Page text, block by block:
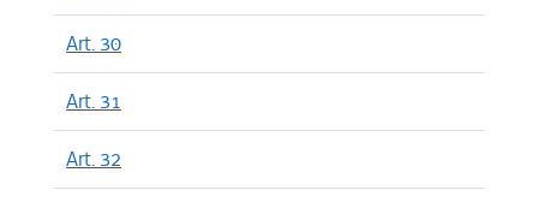
Art. 30
Art. 31
Art. 32